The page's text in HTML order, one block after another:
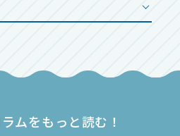
ムをもっと読む！